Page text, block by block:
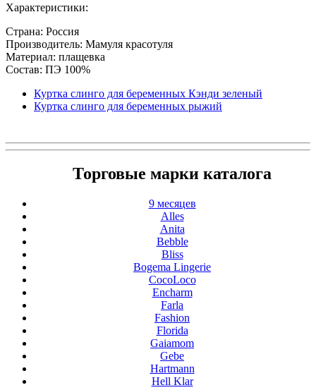
Характеристики:
Страна: Россия
Производитель: Мамуля красотуля
Материал: плащевка
Состав: ПЭ 100%
Куртка слинго для беременных Кэнди зеленый
Куртка слинго для беременных рыжий
Торговые марки каталога
9 месяцев
Alles
Anita
Bebble
Bliss
Bogema Lingerie
CocoLoco
Encharm
Farla
Fashion
Florida
Gaiamom
Gebe
Hartmann
Hell Klar